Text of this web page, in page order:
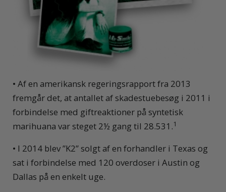
• Af en amerikansk regeringsrapport fra 2013
fremgår det, at antallet af skadestuebesøg i 2011 i
forbindelse med giftreaktioner på syntetisk
marihuana var steget 2½ gang til 28.531.1
• I 2014 blev ”K2” solgt af en forhandler i Texas og
sat i forbindelse med 120 overdoser i Austin og
Dallas på en enkelt uge.